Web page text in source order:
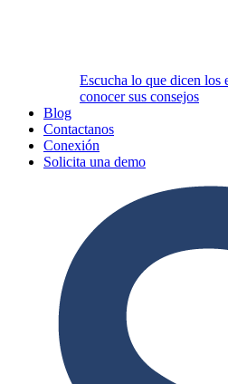
Escucha lo que dicen los
conocer sus consejos
Blog
Contactanos
Conexión
Solicita una demo